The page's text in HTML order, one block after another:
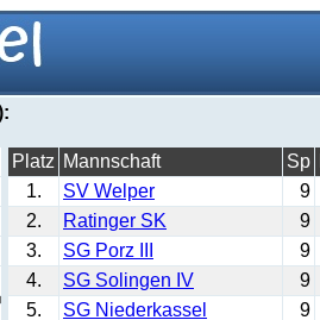
Platz Mannschaft Sp
1.
SV Welper 9
2.
Ratinger SK 9
3.
SG Porz III 9
4.
SG Solingen IV 9
5.
SG Niederkassel 9